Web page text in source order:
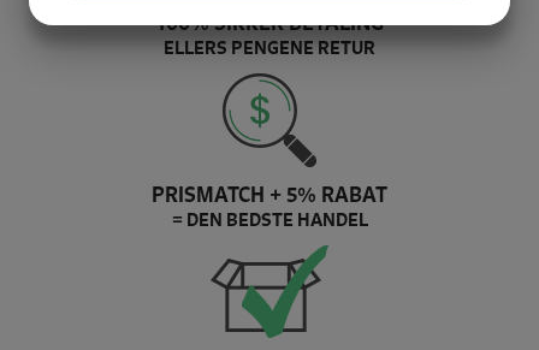
100% SIKKER BETALING
ELLERS PENGENE RETUR
PRISMATCH + 5% RABAT
= DEN BEDSTE HANDEL
MARKETING STATISTIK